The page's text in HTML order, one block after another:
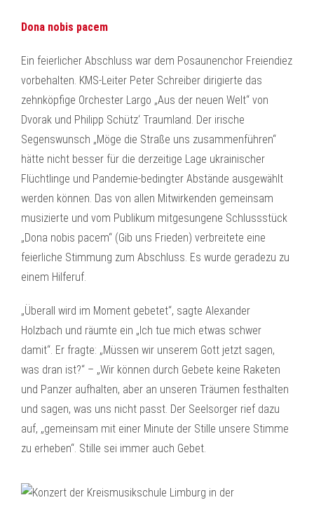
Dona nobis pacem
Ein feierlicher Abschluss war dem Posaunenchor Freiendiez
vorbehalten. KMS-Leiter Peter Schreiber dirigierte das
zehnköpfige Orchester Largo „Aus der neuen Welt“ von
Dvorak und Philipp Schütz‘ Traumland. Der irische
Segenswunsch „Möge die Straße uns zusammenführen“
hätte nicht besser für die derzeitige Lage ukrainischer
Flüchtlinge und Pandemie-bedingter Abstände ausgewählt
werden können. Das von allen Mitwirkenden gemeinsam
musizierte und vom Publikum mitgesungene Schlussstück
„Dona nobis pacem“ (Gib uns Frieden) verbreitete eine
feierliche Stimmung zum Abschluss. Es wurde geradezu zu
einem Hilferuf.
„Überall wird im Moment gebetet“, sagte Alexander
Holzbach und räumte ein „Ich tue mich etwas schwer
damit“. Er fragte: „Müssen wir unserem Gott jetzt sagen,
was dran ist?“ – „Wir können durch Gebete keine Raketen
und Panzer aufhalten, aber an unseren Träumen festhalten
und sagen, was uns nicht passt. Der Seelsorger rief dazu
auf, „gemeinsam mit einer Minute der Stille unsere Stimme
zu erheben“. Stille sei immer auch Gebet.